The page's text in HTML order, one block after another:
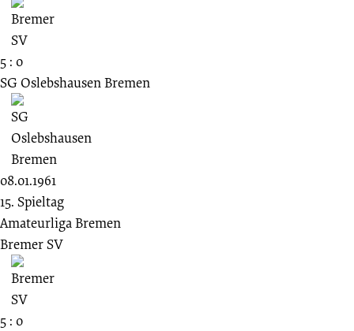
5 : 0
SG Oslebshausen Bremen
08.01.1961
15. Spieltag
Amateurliga Bremen
Bremer SV
5 : 0